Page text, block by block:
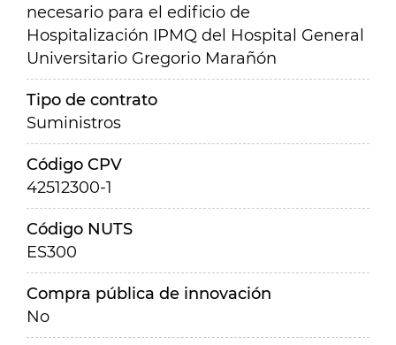
necesario para el edificio de
Hospitalización IPMQ del Hospital General
Universitario Gregorio Marañón
Tipo de contrato
Suministros
Código CPV
42512300-1
Código NUTS
ES300
Compra pública de innovación
No